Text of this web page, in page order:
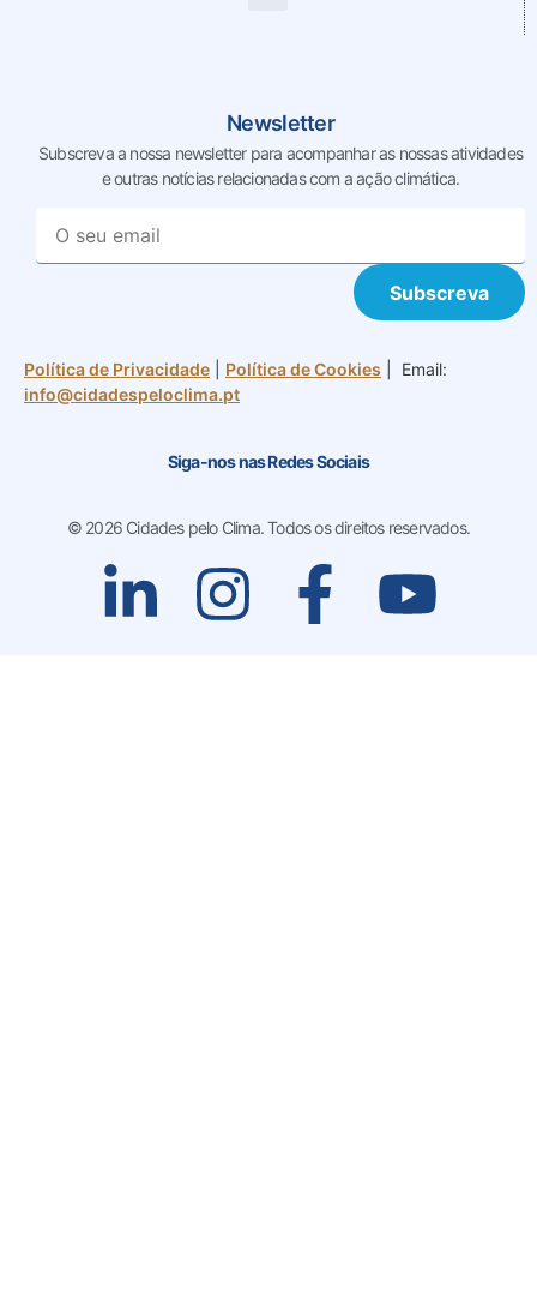
Newsletter
Subscreva a nossa newsletter para acompanhar as nossasatividades
e outras notícias relacionadas com a ação climática.
Subscreva
Política de Privacidade Política de Cookies | Email:
info@cidadespeloclima.pt
Siga-nos nas Redes Sociais
© 2026 Cidades pelo Clima. Todos os direitos reservados.